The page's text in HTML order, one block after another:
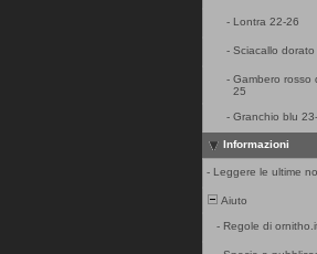
- Lontra 22-26
- Sciacallo dorato
- Gambero rosso
25
- Granchio blu
Informazioni
- Leggere le ultime
Aiuto
- Regole di